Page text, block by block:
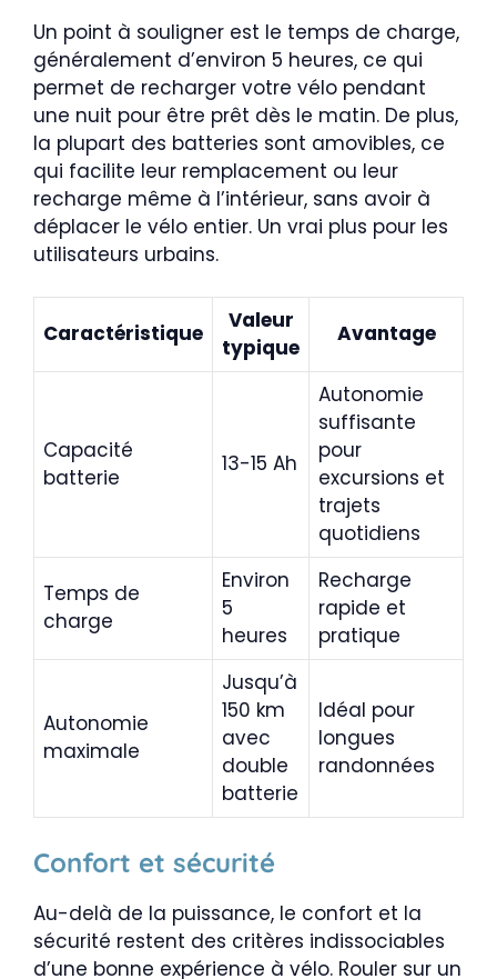
Un point à souligner est le temps de charge,
généralement d’environ 5 heures, ce qui
permet de recharger votre vélo pendant
une nuit pour être prêt dès le matin. De plus,
la plupart des batteries sont amovibles, ce
qui facilite leur remplacement ou leur
recharge même à l’intérieur, sans avoir à
déplacer le vélo entier. Un vrai plus pour les
utilisateurs urbains.
Caractéristique
Valeur
typique
Avantage
Capacité
batterie
13-15 Ah
Autonomie
suffisante
pour
excursions et
trajets
quotidiens
Temps de
charge
Environ
5
heures
Recharge
rapide et
pratique
Autonomie
maximale
Jusqu’à
150 km
avec
double
batterie
Idéal pour
longues
randonnées
Confort et sécurité
Au-delà de la puissance, le confort et la
sécurité restent des critères indissociables
d’une bonne expérience à vélo. Rouler sur un